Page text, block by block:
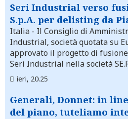
Seri Industrial verso
S.p.A. per delisting da
Italia - Il Consiglio di
Industrial, società quotata su
approvato il progetto di
Seri Industrial nella società
ieri, 20.25
Generali, Donnet: in
del piano, tuteliamo